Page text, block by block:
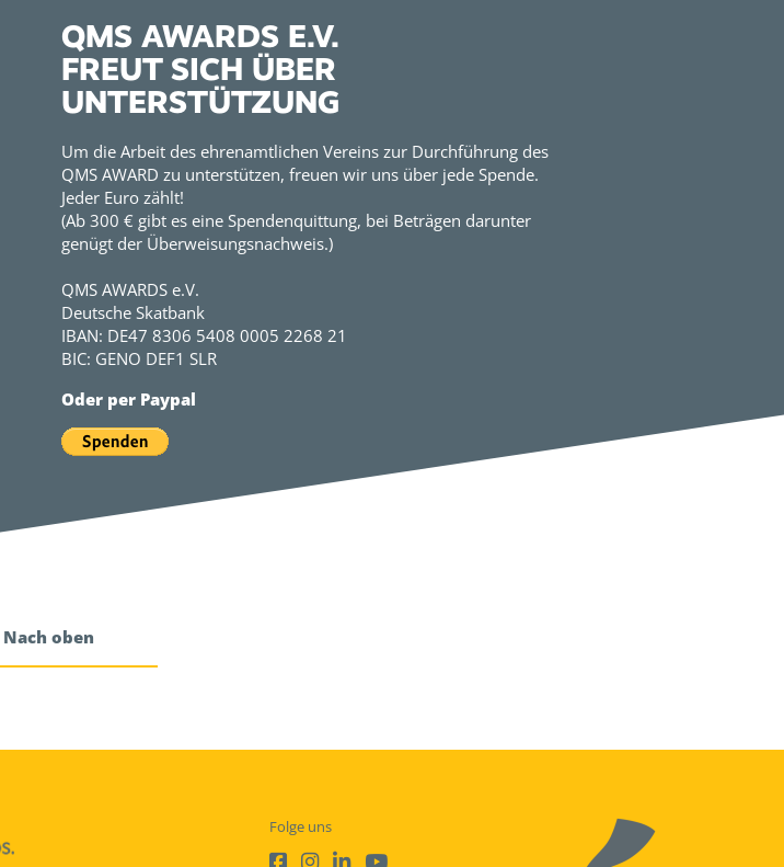
QMS AWARDS E.V.
FREUT SICH ÜBER
UNTERSTÜTZUNG
Um die Arbeit des ehrenamtlichen Vereins zur Durchführung des
QMS AWARD zu unterstützen, freuen wir uns über jede Spende.
Jeder Euro zählt!
(Ab 300 € gibt es eine Spendenquittung, bei Beträgen darunter
genügt der Überweisungsnachweis.)
QMS AWARDS e.V.
Deutsche Skatbank
IBAN: DE47 8306 5408 0005 2268 21
BIC: GENO DEF1 SLR
Oder per Paypal
Nach oben
Folge uns